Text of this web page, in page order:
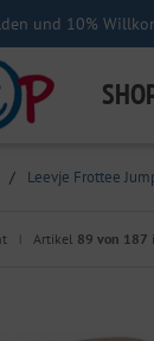
und 10%
/ Leevje Frottee
| Artikel 89 von 187